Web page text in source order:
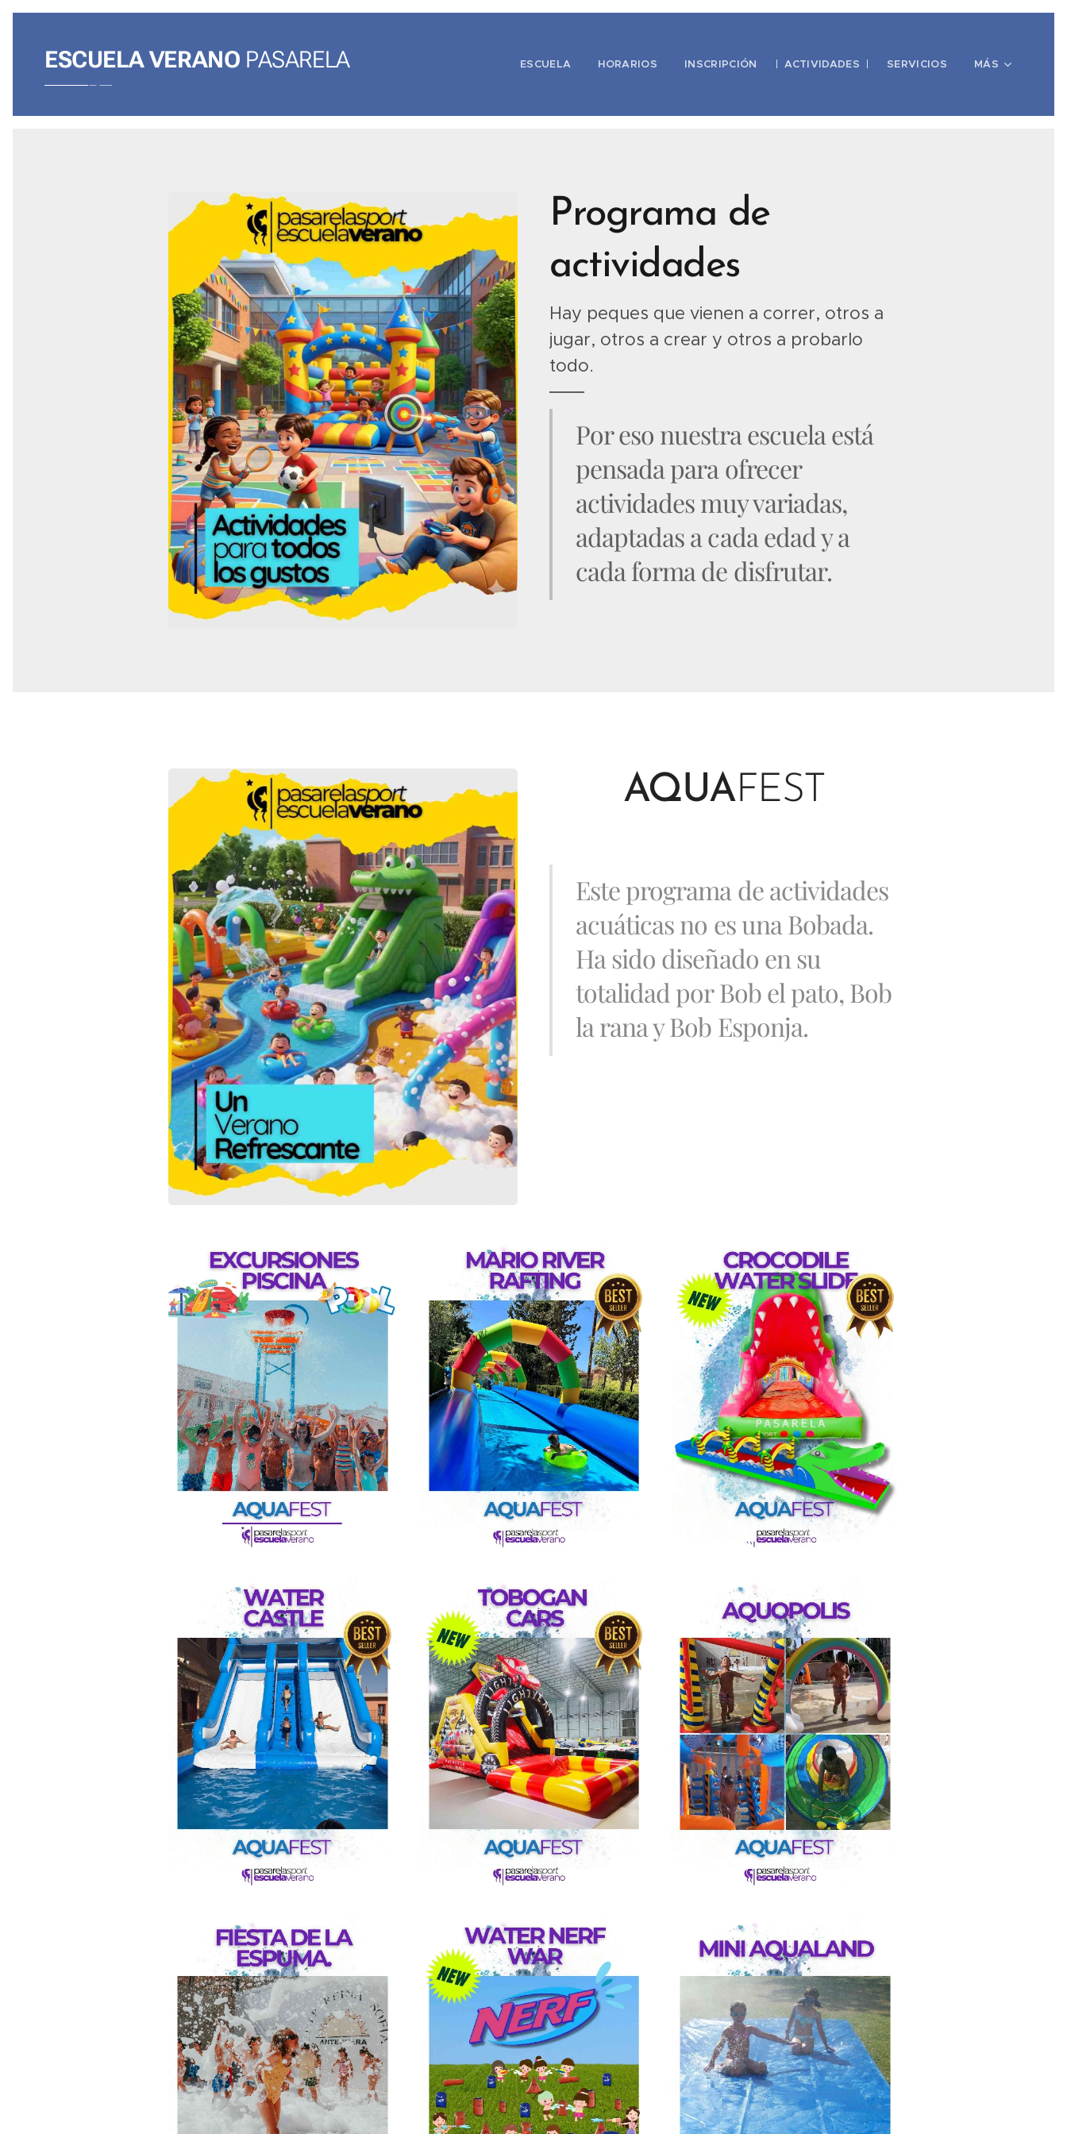
ESCUELA VERANO PASARELA
SPORT
ESCUELA HORARIOS INSCRIPCIÓN ACTIVIDADES SERVICIOS MÁS
Programa de
actividades
Hay peques que vienen a correr, otros a
jugar, otros a crear y otros a probarlo
todo.
Por eso nuestra escuela está
pensada para ofrecer
actividades muy variadas,
adaptadas a cada edad y a
cada forma de disfrutar.
AQUAFEST
Este programa de actividades
acuáticas no es una Bobada.
Ha sido diseñado en su
totalidad por Bob el pato, Bob
la rana y Bob Esponja.